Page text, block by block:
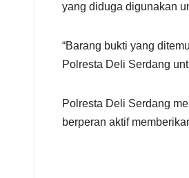
yang diduga digunakan
“Barang bukti yang
Polresta Deli Serdang
Polresta Deli Serdang
berperan aktif